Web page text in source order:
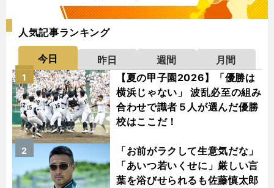
人気記事ランキング
今日 昨日 週間
月間
【夏の甲子園2026】「優勝は
横浜じゃない」 波乱必至の組み
合わせで識者５人が選んだ優勝
校はここだ！
1
「お前がラクして生意気だな」
「あいつ若いくせに」厳しい言
葉を浴びせられるも佐藤慎太郎
2